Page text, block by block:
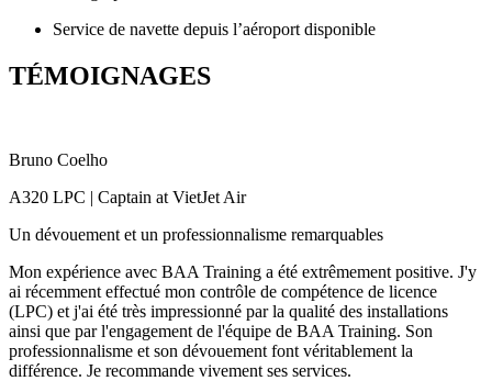
Service de navette depuis l’aéroport disponible
TÉMOIGNAGES
Bruno Coelho
A320 LPC | Captain at VietJet Air
Un dévouement et un professionnalisme remarquables
Mon expérience avec BAA Training a été extrêmement positive. J'y
ai récemment effectué mon contrôle de compétence de licence
(LPC) et j'ai été très impressionné par la qualité des installations
ainsi que par l'engagement de l'équipe de BAA Training. Son
professionnalisme et son dévouement font véritablement la
différence. Je recommande vivement ses services.